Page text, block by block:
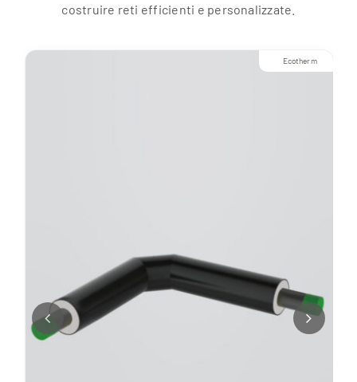
costruire reti efficienti e personalizzate.
Ecotherm